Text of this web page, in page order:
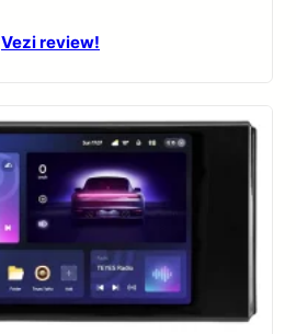
Vezi review!